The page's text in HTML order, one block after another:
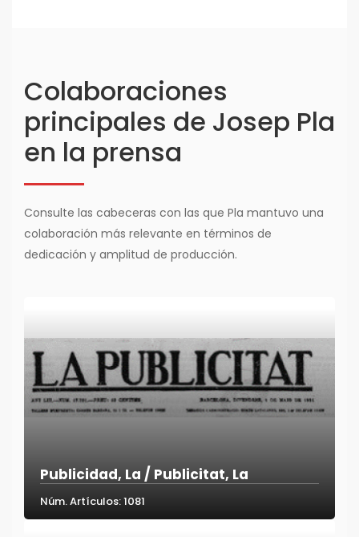
Colaboraciones
principales de Josep Pla
en la prensa
Consulte las cabeceras con las que Pla mantuvo una
colaboración más relevante en términos de
dedicación y amplitud de producción.
Publicidad, La / Publicitat, La
Núm. Artículos: 1081